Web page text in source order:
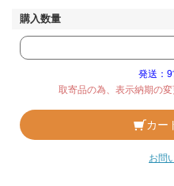
発送：
取寄品の為、表示納期の変
カー
お問